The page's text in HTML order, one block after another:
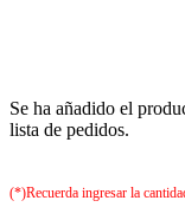
Se ha añadido el
lista de pedidos.
(*)Recuerda ingresar la